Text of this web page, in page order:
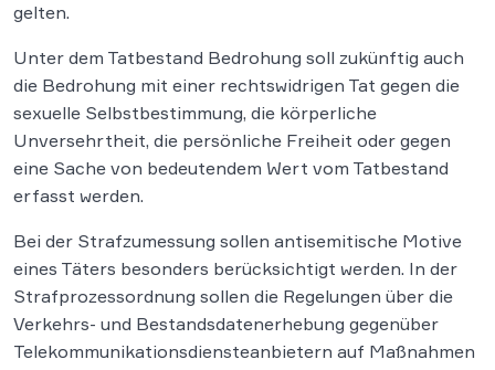
gelten.
Unter dem Tatbestand Bedrohung soll zukünftig auch
die Bedrohung mit einer rechtswidrigen Tat gegen die
sexuelle Selbstbestimmung, die körperliche
Unversehrtheit, die persönliche Freiheit oder gegen
eine Sache von bedeutendem Wert vom Tatbestand
erfasst werden.
Bei der Strafzumessung sollen antisemitische Motive
eines Täters besonders berücksichtigt werden. In der
Strafprozessordnung sollen die Regelungen über die
Verkehrs- und Bestandsdatenerhebung gegenüber
Telekommunikationsdiensteanbietern auf Maßnahmen